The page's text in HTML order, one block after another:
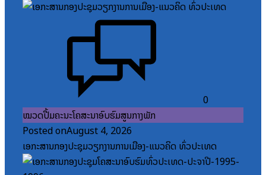
0
ໝວດປື້ມຄະນະໂຄສະນາອົບຮົມສູນກາງພັກ
Posted onAugust 4, 2026
ເອກະສານກອງປະຊຸມວຽກງານການເມືອງ-ແນວຄິດ ທົ່ວປະເທດ